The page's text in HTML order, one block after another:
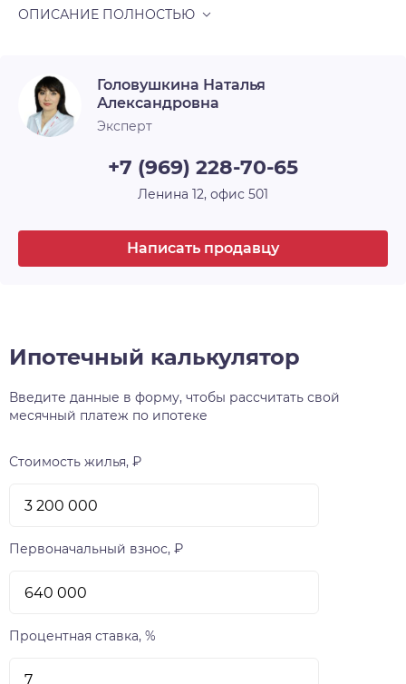
Парковка Открытая
Головушкина Наталья
Александровна
Эксперт
+7 (969) 228-70-65
Ленина 12, офис 501
Написать продавцу
Ипотечный калькулятор
Введите данные в форму, чтобы рассчитать свой
месячный платеж по ипотеке
Стоимость жилья, ₽
Первоначальный взнос, ₽
Процентная ставка, %